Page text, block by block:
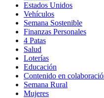
Estados Unidos
Vehículos
Semana Sostenible
Finanzas Personales
4 Patas
Salud
Loterías
Educación
Contenido en
Semana Rural
Mujeres